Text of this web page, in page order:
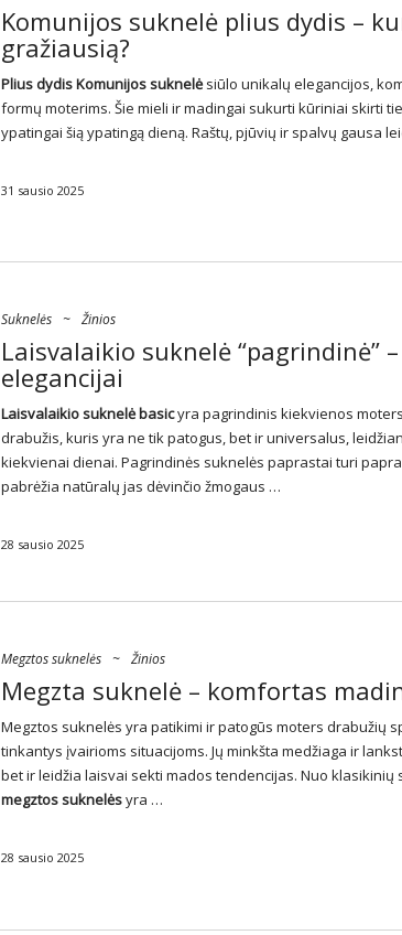
Komunijos suknelė plius dydis –
gražiausią?
Plius dydisKomunijos suknelėsiūlo unikalų elegancijos,
formų moterims. Šie mieli ir madingai sukurti kūriniai skirti
ypatingai šią ypatingą dieną. Raštų, pjūvių ir spalvų gausa
31 sausio 2025
Suknelės ~ Žinios
Laisvalaikio suknelė “pagrindinė”
elegancijai
Laisvalaikio suknelė basicyra pagrindinis kiekvienos
drabužis, kuris yra ne tik patogus, bet ir universalus,
kiekvienai dienai. Pagrindinės suknelės paprastai turi
pabrėžia natūralų jas dėvinčio žmogaus …
28 sausio 2025
Megztos suknelės ~ Žinios
Megzta suknelė – komfortas
Megztos suknelės yra patikimi ir patogūs moters drabužių
tinkantys įvairioms situacijoms. Jų minkšta medžiaga ir
bet ir leidžia laisvai sekti mados tendencijas. Nuo klasikinių
megztos suknelėsyra …
28 sausio 2025